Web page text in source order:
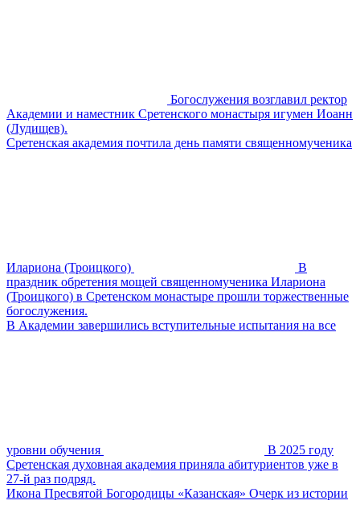
Богослужения возглавил ректор
Академии и наместник Сретенского монастыря игумен Иоанн
(Лудищев).
Сретенская академия почтила день памяти священномученика
Илариона (Троицкого)
В
праздник обретения мощей священномученика Илариона
(Троицкого) в Сретенском монастыре прошли торжественные
богослужения.
В Академии завершились вступительные испытания на все
уровни обучения
В 2025 году
Сретенская духовная академия приняла абитуриентов уже в
27-й раз подряд.
Икона Пресвятой Богородицы «Казанская» Очерк из истории